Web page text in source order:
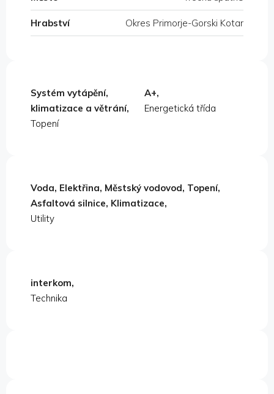
Hrabství Okres Primorje-Gorski Kotar
Systém vytápění,
klimatizace a větrání,
Topení
A+,
Energetická třída
Voda, Elektřina, Městský vodovod, Topení,
Asfaltová silnice, Klimatizace,
Utility
interkom,
Technika